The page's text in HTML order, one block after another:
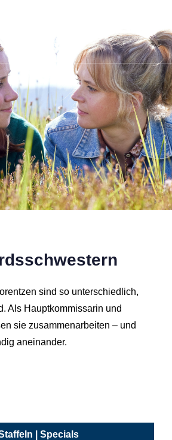
sind so unterschiedlich,
Als Hauptkommissarin und
sie zusammenarbeiten – und
aneinander.
| Specials